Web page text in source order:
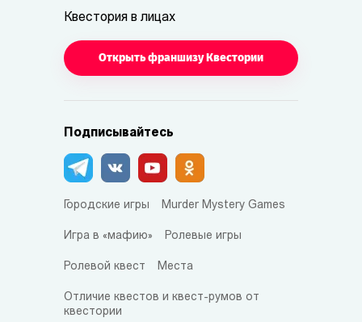
Квестория в лицах
Открыть франшизу Квестории
Подписывайтесь
Городские игры Murder Mystery Games
Игра в «мафию» Ролевые игры
Ролевой квест Места
Отличие квестов и квест-румов от
квестории